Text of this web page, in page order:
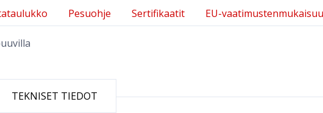
Pesuohje Sertifikaatit EU-
TEKNISET TIEDOT